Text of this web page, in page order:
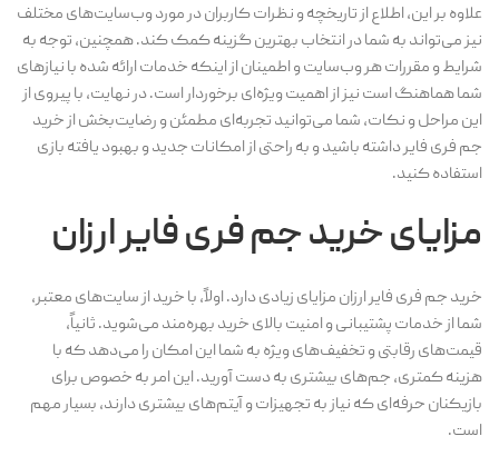
علاوه بر این، اطلاع از تاریخچه و نظرات کاربران در مورد وب‌سایت‌های مختلف
نیز می‌تواند به شما در انتخاب بهترین گزینه کمک کند. همچنین، توجه به
شرایط و مقررات هر وب‌سایت و اطمینان از اینکه خدمات ارائه شده با نیازهای
شما هماهنگ است نیز از اهمیت ویژه‌ای برخوردار است. در نهایت، با پیروی از
این مراحل و نکات، شما می‌توانید تجربه‌ای مطمئن و رضایت‌بخش از خرید
جم فری فایر داشته باشید و به راحتی از امکانات جدید و بهبود یافته بازی
استفاده کنید.
مزایای خرید جم فری فایر ارزان
خرید جم فری فایر ارزان مزایای زیادی دارد. اولاً، با خرید از سایت‌های معتبر،
شما از خدمات پشتیبانی و امنیت بالای خرید بهره‌مند می‌شوید. ثانیاً،
قیمت‌های رقابتی و تخفیف‌های ویژه به شما این امکان را می‌دهد که با
هزینه کمتری، جم‌های بیشتری به دست آورید. این امر به خصوص برای
بازیکنان حرفه‌ای که نیاز به تجهیزات و آیتم‌های بیشتری دارند، بسیار مهم
است.